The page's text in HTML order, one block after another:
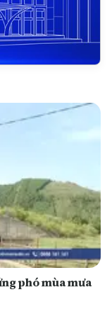
phó mùa mưa